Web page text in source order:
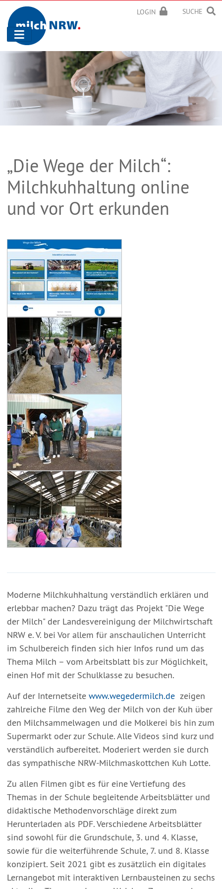
LOGIN SUCHE
Navigation
ein-/ausblenden
„Die Wege der Milch“:
Milchkuhhaltung online
und vor Ort erkunden
Moderne Milchkuhhaltung verständlich erklären und
erlebbar machen? Dazu trägt das Projekt "Die Wege
der Milch" der Landesvereinigung der Milchwirtschaft
NRW e. V. bei Vor allem für anschaulichen Unterricht
im Schulbereich finden sich hier Infos rund um das
Thema Milch – vom Arbeitsblatt bis zur Möglichkeit,
einen Hof mit der Schulklasse zu besuchen.
Auf der Internetseite www.wegedermilch.dezeigen
zahlreiche Filme den Weg der Milch von der Kuh über
den Milchsammelwagen und die Molkerei bis hin zum
Supermarkt oder zur Schule. Alle Videos sind kurz und
verständlich aufbereitet. Moderiert werden sie durch
das sympathische NRW-Milchmaskottchen Kuh Lotte.
Zu allen Filmen gibt es für eine Vertiefung des
Themas in der Schule begleitende Arbeitsblätter und
didaktische Methodenvorschläge direkt zum
Herunterladen als PDF. Verschiedene Arbeitsblätter
sind sowohl für die Grundschule, 3. und 4. Klasse,
sowie für die weiterführende Schule, 7. und 8. Klasse
konzipiert. Seit 2021 gibt es zusätzlich ein digitales
Lernangebot mit interaktiven Lernbausteinen zu sechs